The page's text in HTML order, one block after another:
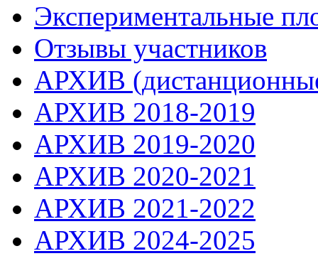
Экспериментальные
Отзывы участников
АРХИВ
АРХИВ 2018-2019
АРХИВ 2019-2020
АРХИВ 2020-2021
АРХИВ 2021-2022
АРХИВ 2024-2025